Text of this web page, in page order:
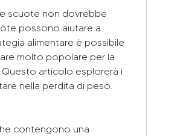
scuote non dovrebbe
possono aiutare a
alimentare è possibile
molto popolare per la
articolo esplorerà i
nella perdita di peso.
contengono una